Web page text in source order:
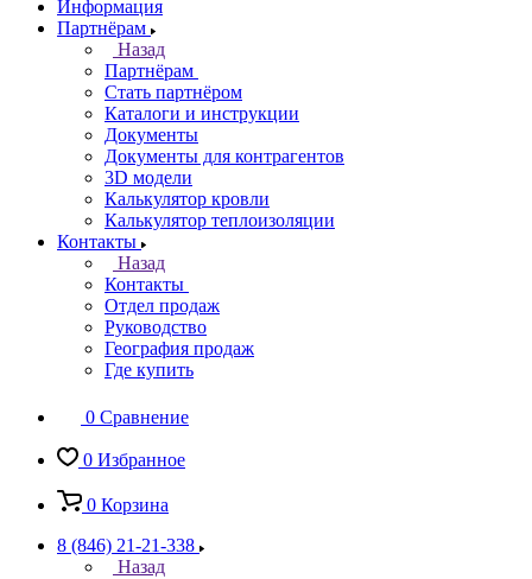
Информация
Партнёрам
Назад
Партнёрам
Стать партнёром
Каталоги и инструкции
Документы
Документы для контрагентов
3D модели
Калькулятор кровли
Калькулятор теплоизоляции
Контакты
Назад
Контакты
Отдел продаж
Руководство
География продаж
Где купить
0 Сравнение
0 Избранное
0 Корзина
8 (846) 21-21-338
Назад